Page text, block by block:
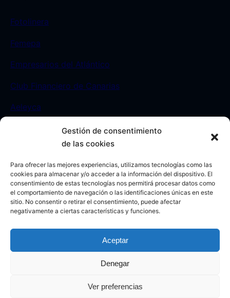
Gestión de consentimiento
de las cookies
Para ofrecer las mejores experiencias, utilizamos tecnologías como las
cookies para almacenar y/o acceder a la información del dispositivo. El
consentimiento de estas tecnologías nos permitirá procesar datos como
el comportamiento de navegación o las identificaciones únicas en este
sitio. No consentir o retirar el consentimiento, puede afectar
negativamente a ciertas características y funciones.
Aceptar
Denegar
Ver preferencias
Fotolinera
Femepa
Empresarios del Atlántico
Club Financiero de Canarias
Aeleyca
Sede:C/ León y Castillo 23. Las Palmas de Gran
Canaria. -España-
Móvil:693812208
Política de Privacidad|Política de Cookies